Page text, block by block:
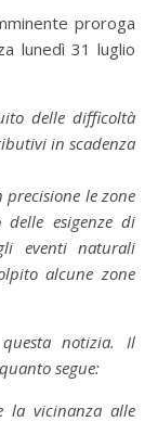
proroga
lunedì 31 luglio
delle difficoltà
in scadenza
le zone
esigenze di
eventi naturali
alcune zone
notizia. Il
segue:
la vicinanza alle